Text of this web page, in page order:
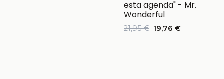
esta agenda" - Mr.
Wonderful
21,95 € 19,76 €